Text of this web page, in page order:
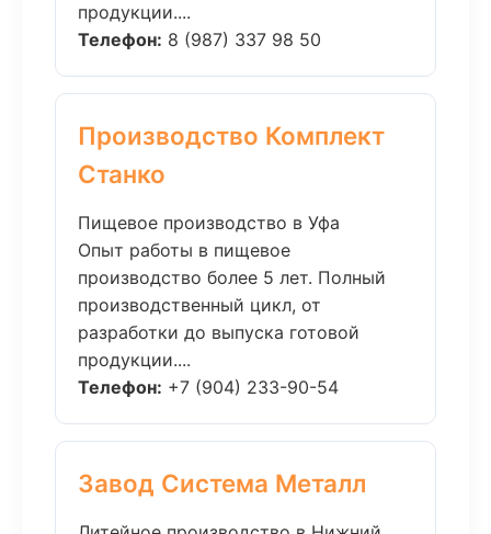
продукции....
Телефон: 8 (987) 337 98 50
Производство Комплект
Станко
Пищевое производство в Уфа
Опыт работы в пищевое
производство более 5 лет. Полный
производственный цикл, от
разработки до выпуска готовой
продукции....
Телефон: +7 (904) 233-90-54
Завод Система Металл